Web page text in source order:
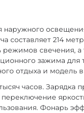
составляет 214
свечения,
зажима для
отдыха и модель
часов. Зарядка
переключение
Фонарь